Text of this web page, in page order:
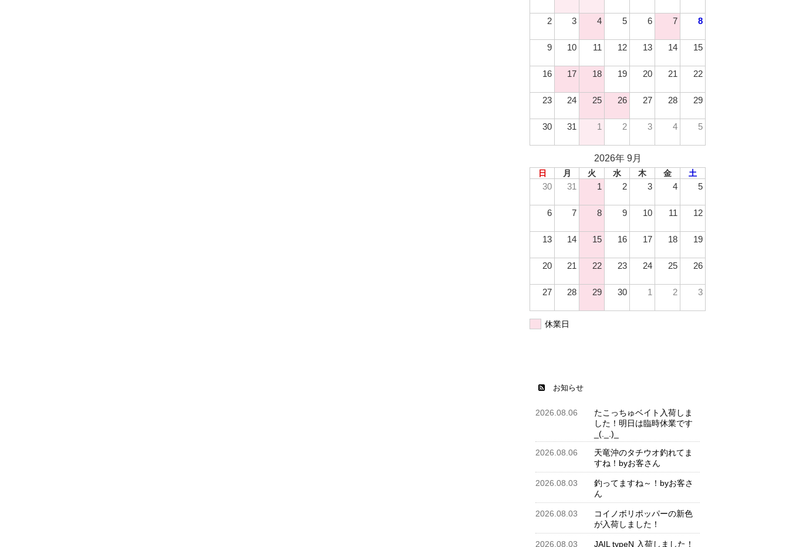
2 3 4 5 6 7 8
9 10 11 12 13 14 15
16 17 18 19 20 21 22
23 24 25 26 27 28 29
30 31 1 2 3 4 5
2026年 9月
日 月 火 水 木 金 土
30 31 1 2 3 4 5
6 7 8 9 10 11 12
13 14 15 16 17 18 19
20 21 22 23 24 25 26
27 28 29 30 1 2 3
休業日
お知らせ
2026.08.06
たこっちゅベイト入荷しま
した！明日は臨時休業です
_(._.)_
2026.08.06
天竜沖のタチウオ釣れてま
すね！byお客さん
2026.08.03
釣ってますね～！byお客さ
ん
2026.08.03
コイノボリポッパーの新色
が入荷しました！
2026.08.03 JAIL typeN 入荷しました！